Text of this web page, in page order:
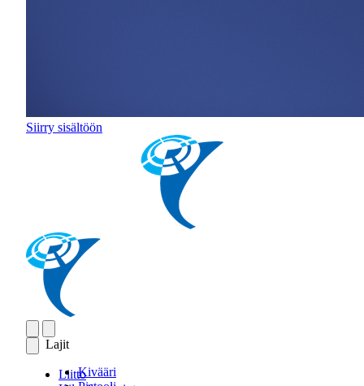
Siirry sisältöön
Lajit
Kivääri
Liitto